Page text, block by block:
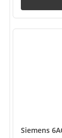
Siemens